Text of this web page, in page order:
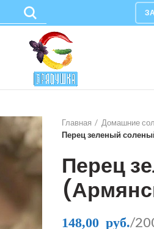
Главная Домашние
Перец зеленый
Перец
148,00 руб./